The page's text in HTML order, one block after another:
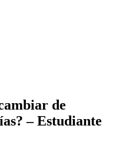
de
– Estudiante